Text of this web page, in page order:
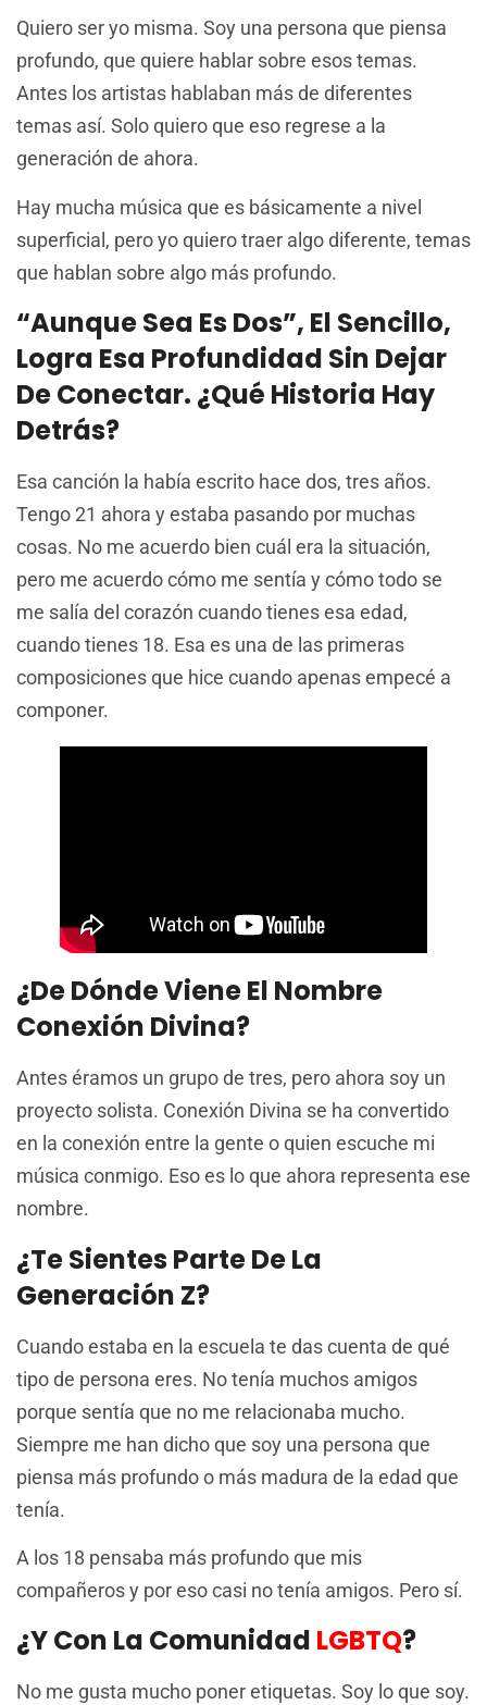
Quiero ser yo misma. Soy una persona que piensa
profundo, que quiere hablar sobre esos temas.
Antes los artistas hablaban más de diferentes
temas así. Solo quiero que eso regrese a la
generación de ahora.
Hay mucha música que es básicamente a nivel
superficial, pero yo quiero traer algo diferente, temas
que hablan sobre algo más profundo.
“Aunque Sea Es Dos”, El Sencillo,
Logra Esa Profundidad Sin Dejar
De Conectar. ¿Qué Historia Hay
Detrás?
Esa canción la había escrito hace dos, tres años.
Tengo 21 ahora y estaba pasando por muchas
cosas. No me acuerdo bien cuál era la situación,
pero me acuerdo cómo me sentía y cómo todo se
me salía del corazón cuando tienes esa edad,
cuando tienes 18. Esa es una de las primeras
composiciones que hice cuando apenas empecé a
componer.
¿De Dónde Viene El Nombre
Conexión Divina?
Antes éramos un grupo de tres, pero ahora soy un
proyecto solista. Conexión Divina se ha convertido
en la conexión entre la gente o quien escuche mi
música conmigo. Eso es lo que ahora representa ese
nombre.
¿Te Sientes Parte De La
Generación Z?
Cuando estaba en la escuela te das cuenta de qué
tipo de persona eres. No tenía muchos amigos
porque sentía que no me relacionaba mucho.
Siempre me han dicho que soy una persona que
piensa más profundo o más madura de la edad que
tenía.
A los 18 pensaba más profundo que mis
compañeros y por eso casi no tenía amigos. Pero sí.
¿Y Con La Comunidad LGBTQ?
No me gusta mucho poner etiquetas. Soy lo que soy.